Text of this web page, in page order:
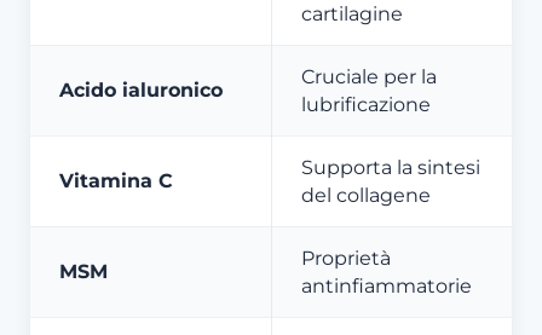
cartilagine
Acido ialuronico
Cruciale per la
lubrificazione
Vitamina C
Supporta la sintesi
del collagene
MSM
Proprietà
antinfiammatorie